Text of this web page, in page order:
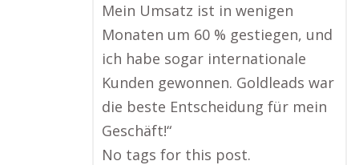
Mein Umsatz ist in wenigen
Monaten um 60 % gestiegen, und
ich habe sogar internationale
Kunden gewonnen. Goldleads war
die beste Entscheidung für mein
Geschäft!“
No tags for this post.